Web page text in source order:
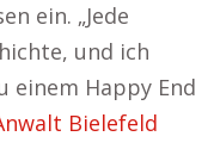
ein. „Jede
und ich
einem Happy End
Bielefeld